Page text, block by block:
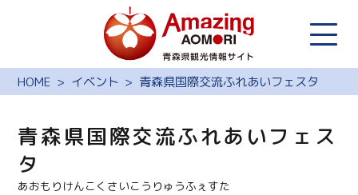
HOME イベント 青森県国際交流ふれあいフェスタ
青森県国際交流ふれあいフェス
タ
あおもりけんこくさいこうりゅうふぇすた